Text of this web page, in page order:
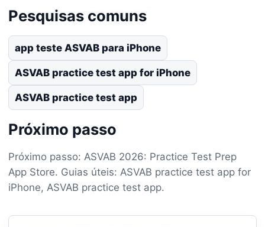
Pesquisas comuns
app teste ASVAB para iPhone
ASVAB practice test app for iPhone
ASVAB practice test app
Próximo passo
Próximo passo: ASVAB 2026: Practice Test Prep
App Store. Guias úteis: ASVAB practice test app for
iPhone, ASVAB practice test app.